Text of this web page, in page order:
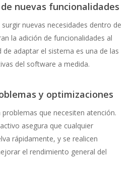
nuevas funcionalidades
nuevas necesidades dentro de
la adición de funcionalidades al
de adaptar el sistema es una de las
del software a medida.
y optimizaciones
que necesiten atención.
asegura que cualquier
rápidamente, y se realicen
el rendimiento general del